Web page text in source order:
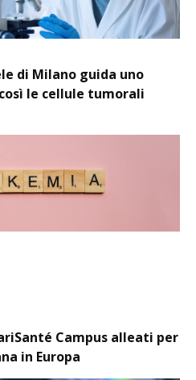
di Milano guida uno
le cellule tumorali
Campus alleati per
in Europa